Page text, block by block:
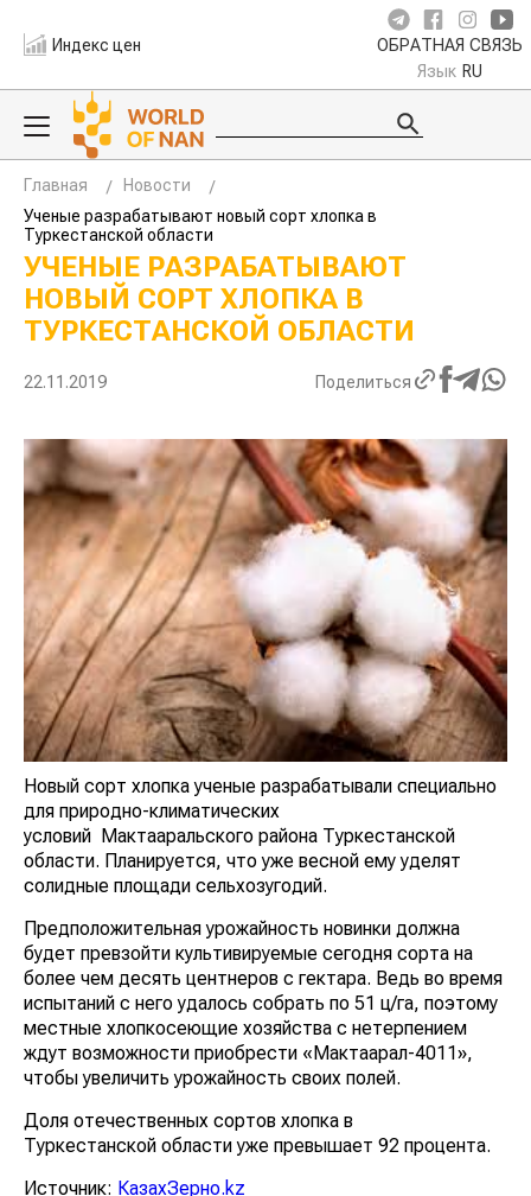
Индекс цен ОБРАТНАЯ СВЯЗЬ
Язык RU
Главная
Новости
Ученые разрабатывают новый сорт хлопка в
Туркестанской области
УЧЕНЫЕ РАЗРАБАТЫВАЮТ
НОВЫЙ СОРТ ХЛОПКА В
ТУРКЕСТАНСКОЙ ОБЛАСТИ
22.11.2019 Поделиться
Новый сорт хлопка ученые разрабатывали специально
для природно-климатических
условий Мактааральского района Туркестанской
области. Планируется, что уже весной ему уделят
солидные площади сельхозугодий.
Предположительная урожайность новинки должна
будет превзойти культивируемые сегодня сорта на
более чем десять центнеров с гектара. Ведь во время
испытаний с него удалось собрать по 51 ц/га, поэтому
местные хлопкосеющие хозяйства с нетерпением
ждут возможности приобрести «Мактаарал-4011»,
чтобы увеличить урожайность своих полей.
Доля отечественных сортов хлопка в
Туркестанской области уже превышает 92 процента.
Источник: КазахЗерно.kz